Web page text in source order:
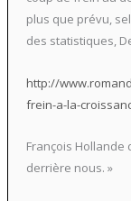
plus que prévu,
des statistiques,
http://
frein-a-la-
François Hollande
derrière nous. »